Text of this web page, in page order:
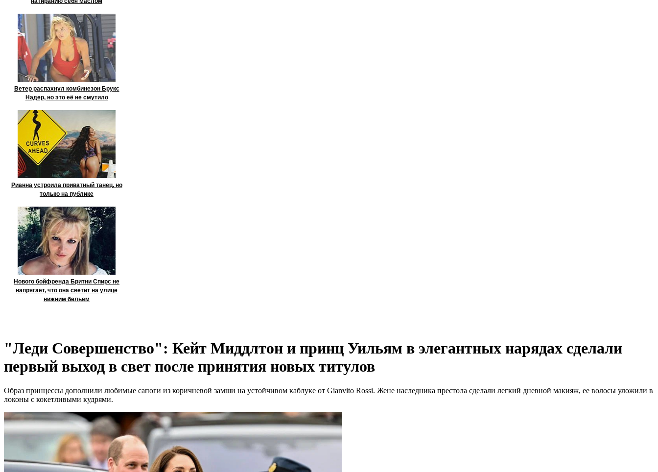
Ветер распахнул комбинезон Брукс
Надер, но это её не смутило
Рианна устроила приватный танец, но
только на публике
Нового бойфренда Бритни Спирс не
напрягает, что она светит на улице
нижним бельем
"Леди Совершенство": Кейт Миддлтон и принц Уильям в элегантных нарядах сделали
первый выход в свет после принятия новых титулов
Образ принцессы дополнили любимые сапоги из коричневой замши на устойчивом каблуке от Gianvito Rossi. Жене наследника престола сделали легкий дневной макияж, ее волосы уложили в
локоны с кокетливыми кудрями.